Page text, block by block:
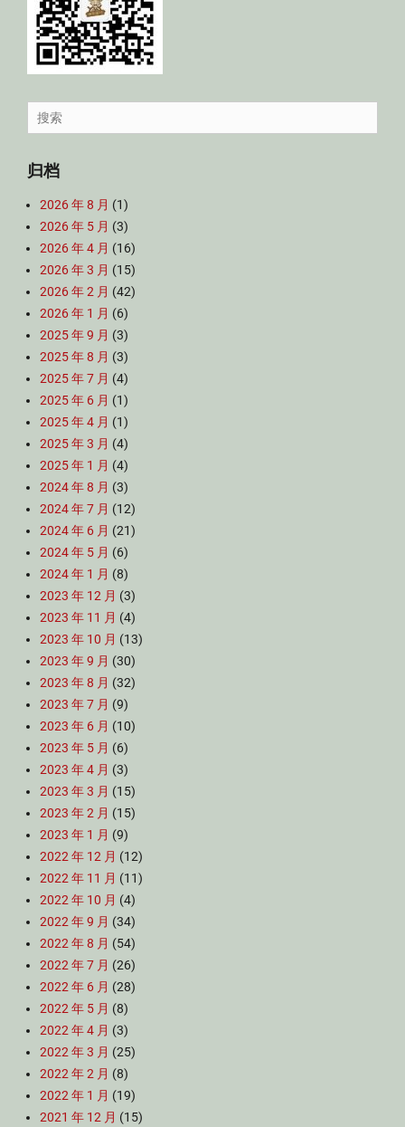
Search
for:
归档
2026 年 8 月 (1)
2026 年 5 月 (3)
2026 年 4 月 (16)
2026 年 3 月 (15)
2026 年 2 月 (42)
2026 年 1 月 (6)
2025 年 9 月 (3)
2025 年 8 月 (3)
2025 年 7 月 (4)
2025 年 6 月 (1)
2025 年 4 月 (1)
2025 年 3 月 (4)
2025 年 1 月 (4)
2024 年 8 月 (3)
2024 年 7 月 (12)
2024 年 6 月 (21)
2024 年 5 月 (6)
2024 年 1 月 (8)
2023 年 12 月 (3)
2023 年 11 月 (4)
2023 年 10 月 (13)
2023 年 9 月 (30)
2023 年 8 月 (32)
2023 年 7 月 (9)
2023 年 6 月 (10)
2023 年 5 月 (6)
2023 年 4 月 (3)
2023 年 3 月 (15)
2023 年 2 月 (15)
2023 年 1 月 (9)
2022 年 12 月 (12)
2022 年 11 月 (11)
2022 年 10 月 (4)
2022 年 9 月 (34)
2022 年 8 月 (54)
2022 年 7 月 (26)
2022 年 6 月 (28)
2022 年 5 月 (8)
2022 年 4 月 (3)
2022 年 3 月 (25)
2022 年 2 月 (8)
2022 年 1 月 (19)
2021 年 12 月 (15)